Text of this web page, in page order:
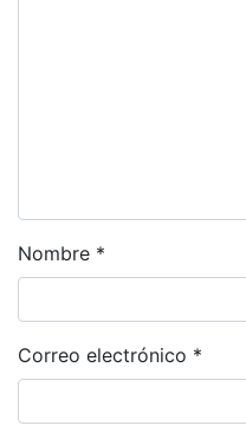
Nombre *
Correo electrónico *